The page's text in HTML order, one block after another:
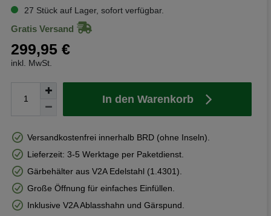
27 Stück auf Lager, sofort verfügbar.
Gratis Versand
299,95 €
inkl. MwSt.
In den Warenkorb
Versandkostenfrei innerhalb BRD (ohne Inseln).
Lieferzeit: 3-5 Werktage per Paketdienst.
Gärbehälter aus V2A Edelstahl (1.4301).
Große Öffnung für einfaches Einfüllen.
Inklusive V2A Ablasshahn und Gärspund.